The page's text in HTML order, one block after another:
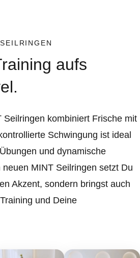
aufs
Seilringen kombiniert Frische mit
Schwingung ist ideal
und dynamische
MINT Seilringen setzt Du
Akzent, sondern bringst auch
und Deine